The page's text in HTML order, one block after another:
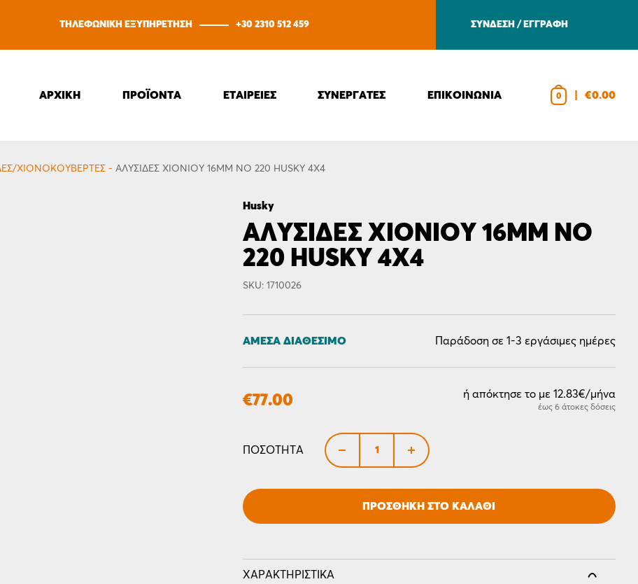
ΤΗΛΕΦΩΝΙΚΗ ΕΞΥΠΗΡΕΤΗΣΗ +30 2310 512 459 ΣΥΝΔΕΣΗ / ΕΓΓΡΑΦΗ
ΑΡΧΙΚΗ ΠΡΟΪΟΝΤΑ ΕΤΑΙΡΕΙΕΣ ΣΥΝΕΡΓΑΤΕΣ ΕΠΙΚΟΙΝΩΝΙΑ 0 €0.00
ΧΙΟΝΟΚΟΥΒΈΡΤΕΣ - ΑΛΥΣΊΔΕΣ ΧΙΟΝΙΟΎ 16MM ΝΟ 220 HUSKY 4Χ4
Husky
ΑΛΥΣΊΔΕΣ ΧΙΟΝΙΟΎ 16MM ΝΟ
220 HUSKY 4Χ4
SKU: 1710026
ΆΜΕΣΑ ΔΙΑΘΈΣΙΜΟ Παράδοση σε 1-3 εργάσιμες ημέρες
€77.00 ή απόκτησε το με 12.83€/μήνα
έως 6 άτοκες δόσεις
ΠΟΣΌΤΗΤΑ
+
ΠΡΟΣΘΉΚΗ ΣΤΟ ΚΑΛΆΘΙ
ΧΑΡΑΚΤΗΡΙΣΤΙΚΆ